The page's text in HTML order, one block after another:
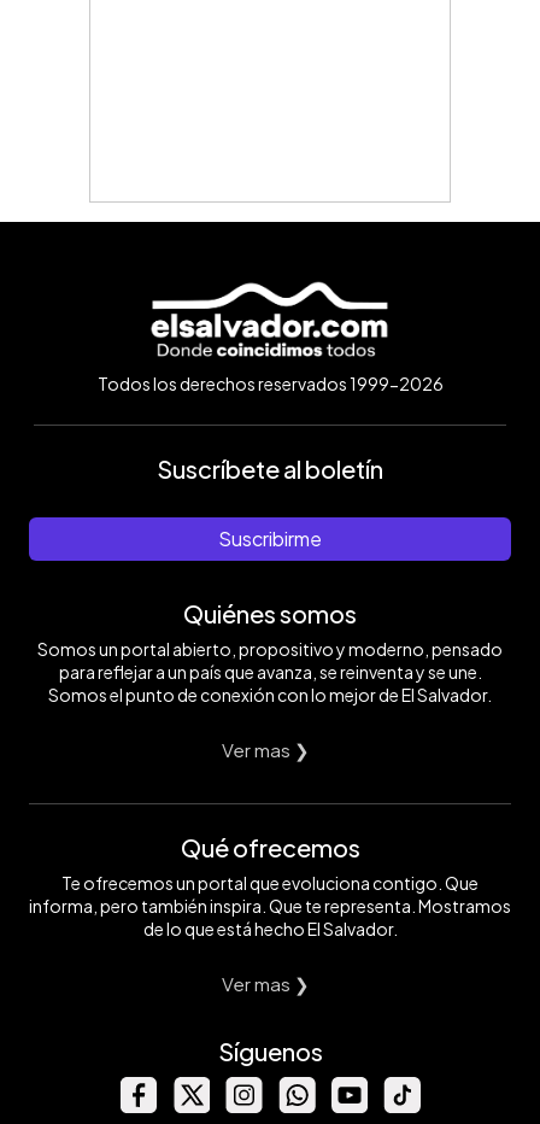
Todos los derechos reservados 1999-2026
Suscríbete al boletín
Suscribirme
Quiénes somos
Somos un portal abierto, propositivo y moderno, pensado
para reflejar a un país que avanza, se reinventa y se une.
Somos el punto de conexión con lo mejor de El Salvador.
Ver mas ❯
Qué ofrecemos
Te ofrecemos un portal que evoluciona contigo. Que
informa, pero también inspira. Que te representa. Mostramos
de lo que está hecho El Salvador.
Ver mas ❯
Síguenos